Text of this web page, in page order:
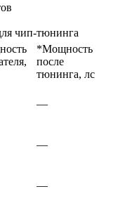
чип-тюнинга
*Мощность
после
тюнинга, лс
—
—
—